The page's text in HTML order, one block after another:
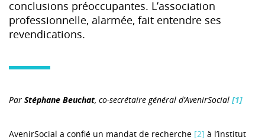
conclusions préoccupantes. L’association
professionnelle, alarmée, fait entendre ses
revendications.
Par Stéphane Beuchat, co-secrétaire général d’AvenirSocial [1]
AvenirSocial a confié un mandat de recherche [2] à l’institut